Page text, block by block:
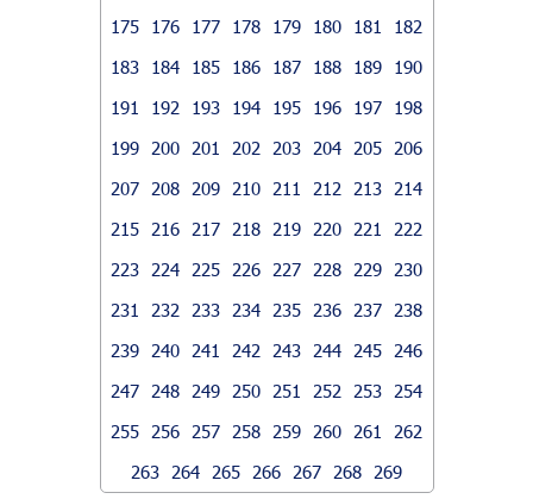
175
176 177 178 179 180 181
182
183
184 185 186 187 188 189
190
191
192 193 194 195 196 197
198
199
200 201 202 203 204 205
206
207
208 209 210 211 212 213
214
215
216 217 218 219 220 221
222
223
224 225 226 227 228 229
230
231
232 233 234 235 236 237
238
239
240 241 242 243 244 245
246
247
248 249 250 251 252 253
254
255
256 257 258 259 260 261
262
263
264 265 266 267 268 269